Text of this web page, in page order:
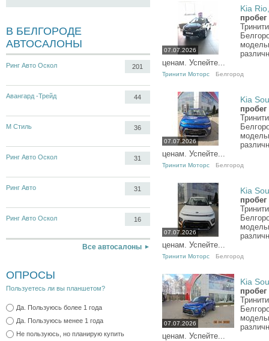
В БЕЛГОРОДЕ
АВТОСАЛОНЫ
Ринг Авто Оскол 201
Авангард -Трейд 44
М Стиль 36
Ринг Авто Оскол 31
Ринг Авто 31
Ринг Авто Оскол 16
Все автосалоны
ОПРОСЫ
Пользуетесь ли вы планшетом?
Да. Пользуюсь более 1 года
Да. Пользуюсь менее 1 года
Не пользуюсь, но планирую купить
07.07.2026
Kia
ценам. Успейте...
Тринити Моторс Белгород
07.07.2026
Kia
ценам. Успейте...
Тринити Моторс Белгород
07.07.2026
Kia
ценам. Успейте...
Тринити Моторс Белгород
07.07.2026
Kia
ценам. Успейте...